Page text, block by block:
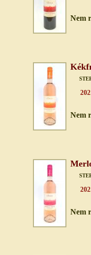
Nem
Nem
Nem